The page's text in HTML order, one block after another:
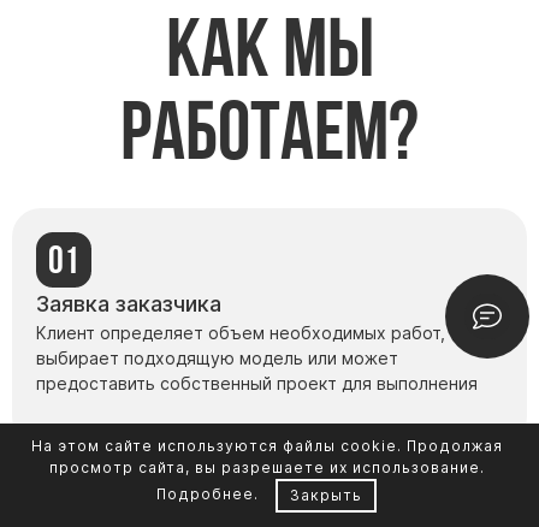
Как мы
работаем?
Заявка заказчика
Клиент определяет объем необходимых работ,
выбирает подходящую модель или может
предоставить собственный проект для выполнения
На этом сайте используются файлы cookie. Продолжая
просмотр сайта, вы разрешаете их использование.
Подробнее . Закрыть